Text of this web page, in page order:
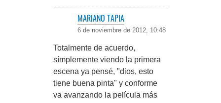
MARIANO TAPIA
6 de noviembre de 2012, 10:48
Totalmente de acuerdo,
símplemente viendo la primera
escena ya pensé, "dios, esto
tiene buena pinta" y conforme
va avanzando la película más